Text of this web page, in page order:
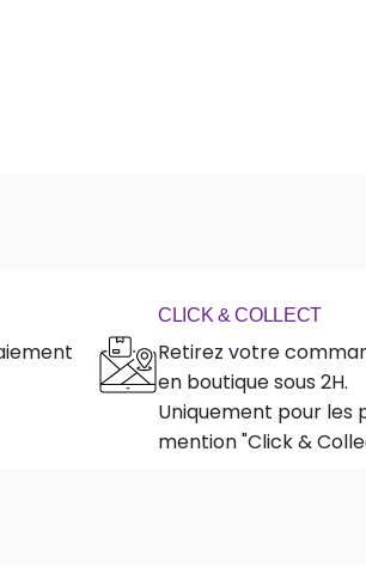
CLICK & COLLECT
Retirez votre
en boutique sous 2H.
Uniquement pour
mention "Click &